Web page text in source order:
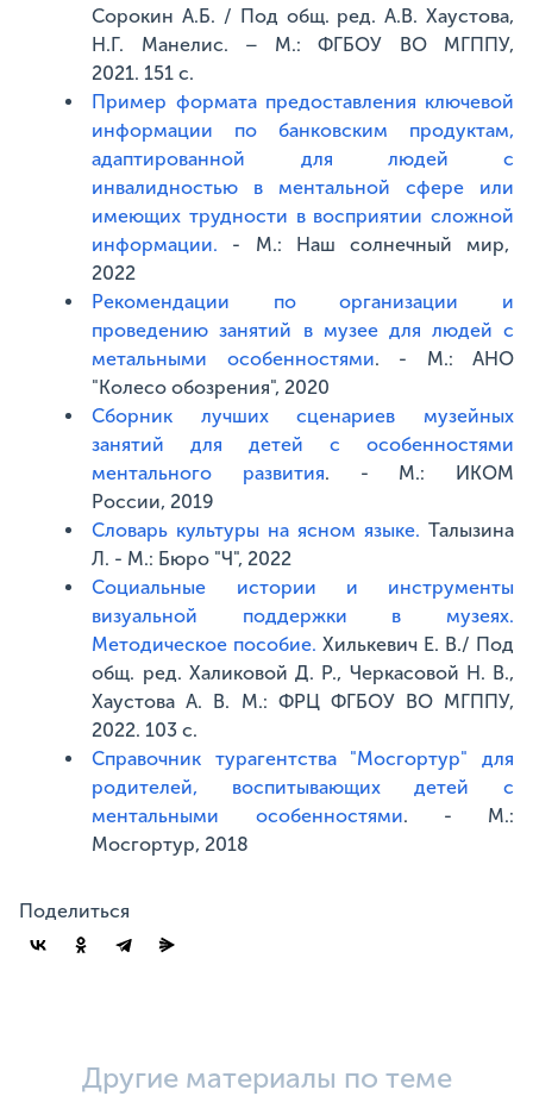
Сорокин А.Б. / Под общ. ред. А.В. Хаустова,
Н.Г. Манелис. – М.: ФГБОУ ВО МГППУ,
2021. 151 с.
Пример формата предоставления ключевой
информации по банковским продуктам,
адаптированной для людей с
инвалидностью в ментальной сфере или
имеющих трудности в восприятии сложной
информации. - М.: Наш солнечный мир,
2022
Рекомендации по организации и
проведению занятий в музее для людей с
метальными особенностями. - М.: АНО
"Колесо обозрения", 2020
Сборник лучших сценариев музейных
занятий для детей с особенностями
ментального развития. - М.: ИКОМ
России, 2019
Словарь культуры на ясном языке. Талызина
Л. - М.: Бюро "Ч", 2022
Социальные истории и инструменты
визуальной поддержки в музеях.
Методическое пособие.Хилькевич Е. В./ Под
общ. ред. Халиковой Д. Р., Черкасовой Н. В.,
Хаустова А. В. М.: ФРЦ ФГБОУ ВО МГППУ,
2022. 103 с.
Cправочник турагентства "Мосгортур" для
родителей, воспитывающих детей с
ментальными особенностями. - М.:
Мосгортур, 2018
Поделиться
Другие материалы по теме